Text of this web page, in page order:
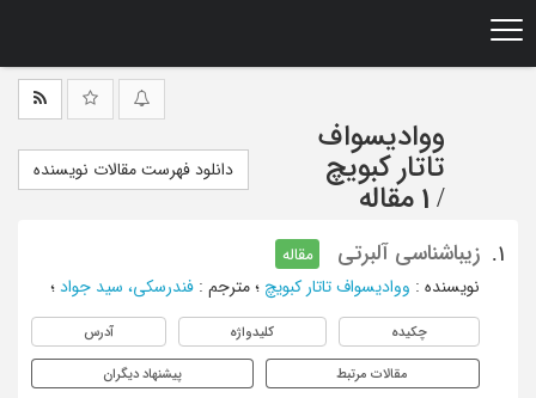
ووادیسواف
تاتار کبویچ
/ 1 مقاله
دانلود فهرست مقالات نویسنده
1. زیباشناسی آلبرتی
مقاله
نویسنده : ووادیسواف تاتار کبویچ ؛ مترجم : فندرسکی، سید جواد ؛
چکیده کلیدواژه آدرس
مقالات مرتبط پیشنهاد دیگران